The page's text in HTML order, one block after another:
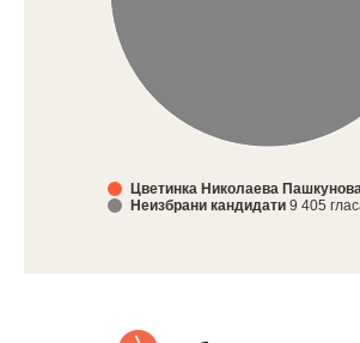
Цветинка Николаева Пашкунова
Неизбрани кандидати 9 405